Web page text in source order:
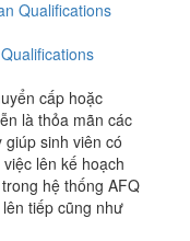
cấp hoặc
là thỏa mãn các
sinh viên có
lên kế hoạch
hệ thống AFQ
tiếp cũng như